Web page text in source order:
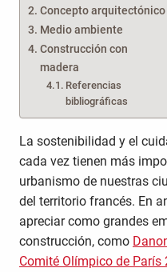
Concepto arquitectónico
Medio ambiente
Construcción con
madera
Referencias
bibliográficas
La sostenibilidad y el
cada vez tienen más
urbanismo de nuestras
del territorio francés. En
apreciar como grandes
construcción, como
Comité Olímpico de París